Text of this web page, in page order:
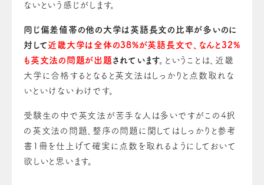
ないという感じ が します。
同じ偏差値帯の他の大学は英語長文 の 比率が多いのに
対して 近畿大学は全体の38%が英語長文で、なんと32%
も英文法 の 問題が出題 されています。 ということは、近畿
大学に合格するとなると英文法はしっかり と 点数取れな
い と いけないわけです。
受 験生の中で英文法が苦手な人は多いですがこの4択
の英文法 の 問題、整序 の 問題に関してはしっかりと参考
書1冊を仕上げて確実に点数を取れるようにしておいて
欲しいと思います。